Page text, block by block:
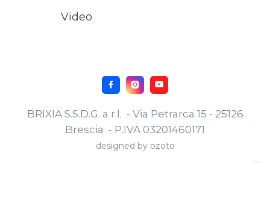
Video
BRIXIA S.S.D.G. a r.l. - Via Petrarca 15 - 25126
Brescia - P.IVA 03201460171
designed by ozoto
  